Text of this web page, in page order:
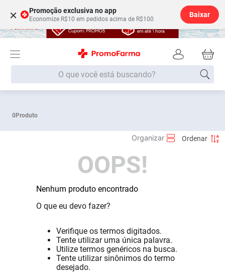
× Promoção exclusiva no app
Economize R$10 em pedidos acima de R$100
Baixar
O que você está buscando?
0Produto
OOPS!
Nenhum produto encontrado
O que eu devo fazer?
Verifique os termos digitados.
Tente utilizar uma única palavra.
Utilize termos genéricos na busca.
Tente utilizar sinônimos do termo
desejado.
Fralda G
Shampoo
Pampers Confort Sec
Vitamina D
Soro Fisiológico